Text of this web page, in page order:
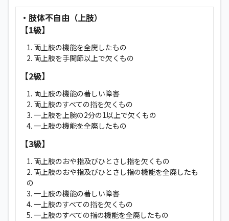
・肢体不自由（上肢）
【1級】
1. 両上肢の機能を全廃したもの
2. 両上肢を手関節以上で欠くもの
【2級】
1. 両上肢の機能の著しい障害
2. 両上肢のすべての指を欠くもの
3. 一上肢を上腕の2分の1以上で欠くもの
4. 一上肢の機能を全廃したもの
【3級】
1. 両上肢のおや指及びひとさし指を欠くもの
2. 両上肢のおや指及びひとさし指の機能を全廃したも
の
3. 一上肢の機能の著しい障害
4. 一上肢のすべての指を欠くもの
5. 一上肢のすべての指の機能を全廃したもの